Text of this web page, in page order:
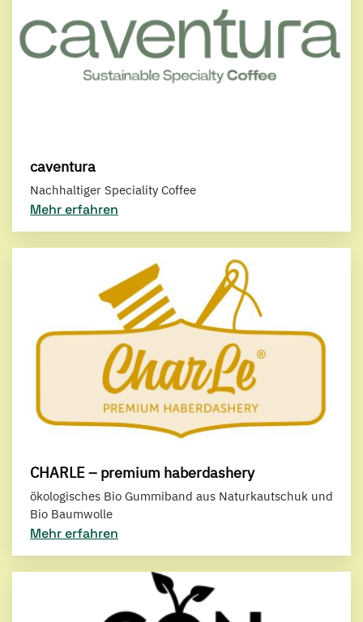
caventura
Nachhaltiger Speciality Coffee
Mehr erfahren
CHARLE – premium haberdashery
ökologisches Bio Gummiband aus Naturkautschuk und
Bio Baumwolle
Mehr erfahren